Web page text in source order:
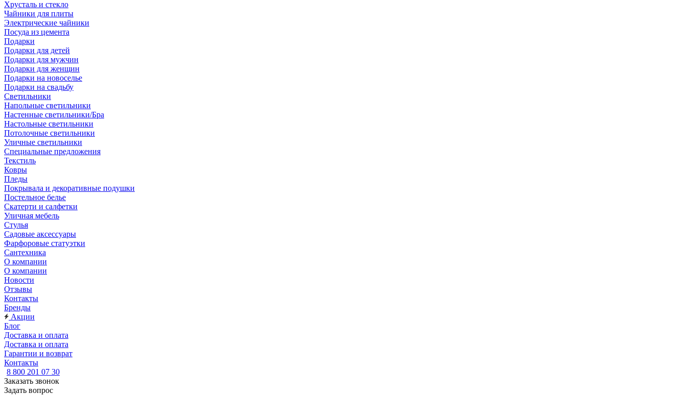
Хрусталь и стекло
Чайники для плиты
Электрические чайники
Посуда из цемента
Подарки
Подарки для детей
Подарки для мужчин
Подарки для женщин
Подарки на новоселье
Подарки на свадьбу
Светильники
Напольные светильники
Настенные светильники/Бра
Настольные светильники
Потолочные светильники
Уличные светильники
Специальные предложения
Текстиль
Ковры
Пледы
Покрывала и декоративные подушки
Постельное белье
Скатерти и салфетки
Уличная мебель
Стулья
Садовые аксессуары
Фарфоровые статуэтки
Сантехника
О компании
О компании
Новости
Отзывы
Контакты
Бренды
Акции
Блог
Доставка и оплата
Доставка и оплата
Гарантии и возврат
Контакты
8 800 201 07 30
Заказать звонок
Задать вопрос